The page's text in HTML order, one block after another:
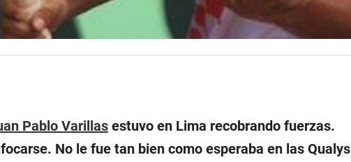
Pablo Varillasestuvo en Lima recobrando fuerzas.
No le fue tan bien como esperaba en las Qualys